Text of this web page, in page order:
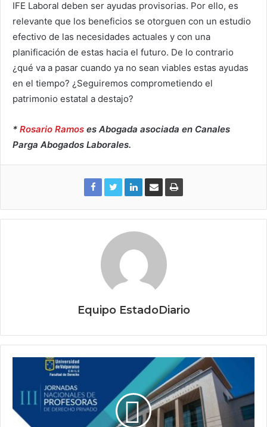
IFE Laboral deben ser ayudas provisorias. Por ello, es
relevante que los beneficios se otorguen con un estudio
efectivo de las necesidades actuales y con una
planificación de estas hacia el futuro. De lo contrario
¿qué va a pasar cuando ya no sean viables estas ayudas
en el tiempo? ¿Seguiremos comprometiendo el
patrimonio estatal a destajo?
* Rosario Ramos es Abogada asociada en Canales
Parga Abogados Laborales.
Equipo EstadoDiario